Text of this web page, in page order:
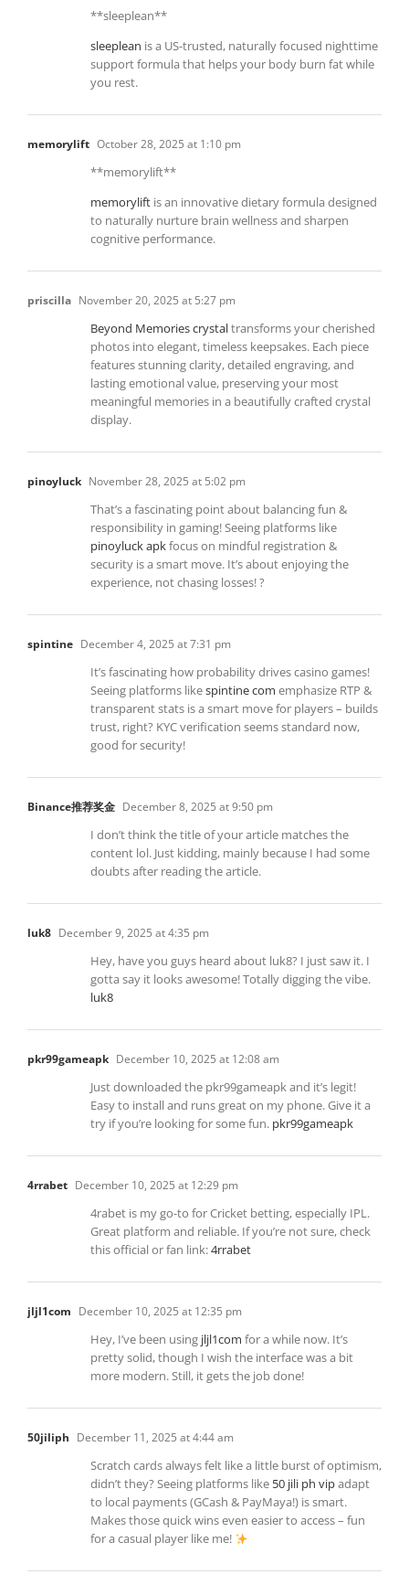
** sleeplean**
sleeplean is a US-trusted, naturally focused nighttime
support formula that helps your body burn fat while
you rest.
memorylift October 28, 2025 at 1:10 pm
**memorylift**
memorylift is an innovative dietary formula designed
to naturally nurture brain wellness and sharpen
cognitive performance.
priscilla November 20, 2025 at 5:27 pm
Beyond Memories crystaltransforms your cherished
photos into elegant, timeless keepsakes. Each piece
features stunning clarity, detailed engraving, and
lasting emotional value, preserving your most
meaningful memories in a beautifully crafted crystal
display.
pinoyluck November 28, 2025 at 5:02 pm
That’s a fascinating point about balancing fun &
responsibility in gaming! Seeing platforms like
pinoyluck apkfocus on mindful registration &
security is a smart move. It’s about enjoying the
experience, not chasing losses! ?
spintine December 4, 2025 at 7:31 pm
It’s fascinating how probability drives casino games!
Seeing platforms likespintine com emphasize RTP &
transparent stats is a smart move for players – builds
trust, right? KYC verification seems standard now,
good for security!
Binance推荐奖金 December 8, 2025 at 9:50 pm
I don’t think the title of your article matches the
content lol. Just kidding, mainly because I had some
doubts after reading the article.
luk8 December 9, 2025 at 4:35 pm
Hey, have you guys heard about luk8? I just saw it. I
gotta say it looks awesome! Totally digging the vibe.
luk8
pkr99gameapk December 10, 2025 at 12:08 am
Just downloaded the pkr99gameapk and it’s legit!
Easy to install and runs great on my phone. Give it a
try if you’re looking for some fun. pkr99gameapk
4rrabet December 10, 2025 at 12:29 pm
4rabet is my go-to for Cricket betting, especially IPL.
Great platform and reliable. If you’re not sure, check
this official or fan link:4rrabet
jljl1com December 10, 2025 at 12:35 pm
Hey, I’ve been using jljl1com for a while now. It’s
pretty solid, though I wish the interface was a bit
more modern. Still, it gets the job done!
50jiliph December 11, 2025 at 4:44 am
Scratch cards always felt like a little burst of optimism,
didn’t they? Seeing platforms like 50 jili ph vipadapt
to local payments (GCash & PayMaya!) is smart.
Makes those quick wins even easier to access – fun
for a casual player like me!